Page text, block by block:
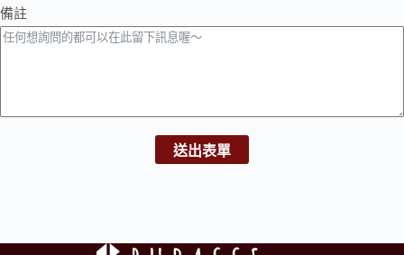
備註
送出表單